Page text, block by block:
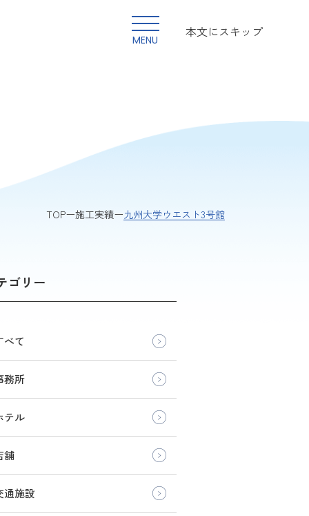
MENU
本文にスキップ
TOP 施工実績 九州大学ウエスト3号館
ゴリー
べて
務所
テル
舗
通施設